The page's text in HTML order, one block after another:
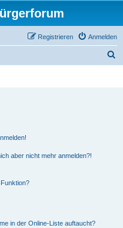
Anmelden
Registrieren
aber nicht mehr anmelden?!
in der Online-Liste auftaucht?